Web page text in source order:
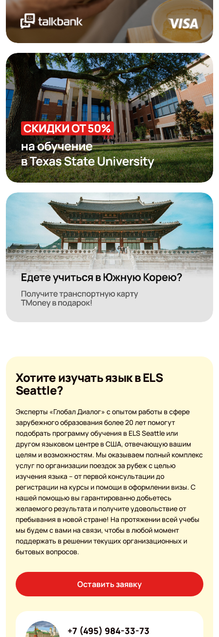
Хотите изучать язык в ELS
Seattle?
Эксперты «Глобал Диалог» с опытом работы в сфере
зарубежного образования более 20 лет помогут
подобрать программу обучения в ELS Seattle или
другом языковом центре в США, отвечающую вашим
целям и возможностям. Мы оказываем полный комплекс
услуг по организации поездок за рубеж с целью
изучения языка – от первой консультации до
регистрации на курсы и помощи в оформлении визы. С
нашей помощью вы гарантированно добьетесь
желаемого результата и получите удовольствие от
пребывания в новой стране! На протяжении всей учебы
мы будем с вами на связи, чтобы в любой момент
поддержать в решении текущих организационных и
бытовых вопросов.
Оставить заявку
+7 (495) 984-33-73